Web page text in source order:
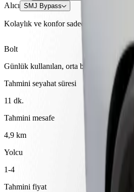
Alıcı SMJ Bypass
Kolaylık ve konfor sadece birkaç
Bolt
Günlük kullanılan, orta boy araçlarla
Tahmini seyahat süresi
11 dk.
Tahmini mesafe
4,9 km
Yolcu
1-4
Tahmini fiyat